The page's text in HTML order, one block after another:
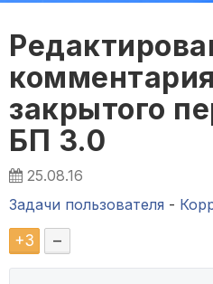
закрытого
БП 3.0
25.08.16
Задачи пользователя -
+3 –